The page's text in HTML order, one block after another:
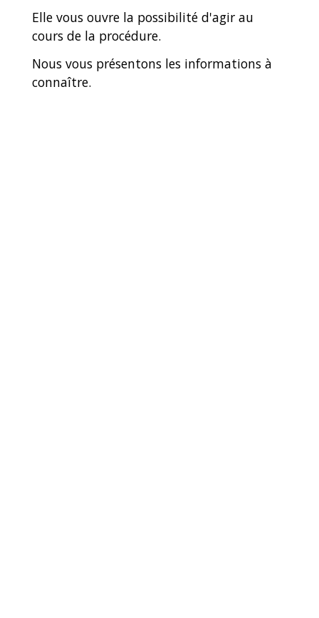
Elle vous ouvre la possibilité d'agir au
cours de la procédure.
Nous vous présentons les informations à
connaître.